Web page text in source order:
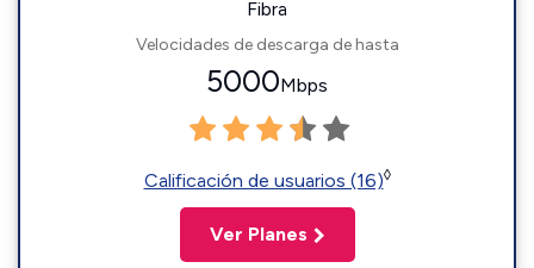
Fibra
Velocidades de descarga de hasta
5000Mbps
Calificación de usuarios (16)◊
Ver Planes